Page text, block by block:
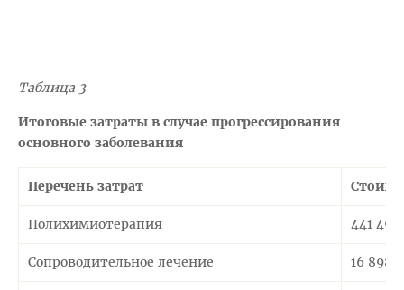
Таблица 3
Итоговые затраты в случае прогрессирования
основного заболевания
Перечень затрат
Полихимиотерапия 441
Сопроводительное лечение 16